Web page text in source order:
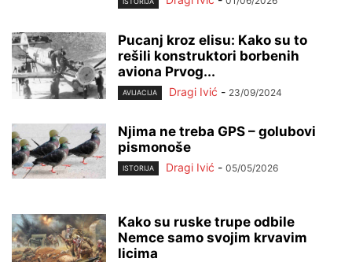
Pucanj kroz elisu: Kako su to
rešili konstruktori borbenih
aviona Prvog...
AVIJACIJA Dragi Ivić - 23/09/2024
Njima ne treba GPS – golubovi
pismonoše
ISTORIJA Dragi Ivić - 05/05/2026
Kako su ruske trupe odbile
Nemce samo svojim krvavim
licima